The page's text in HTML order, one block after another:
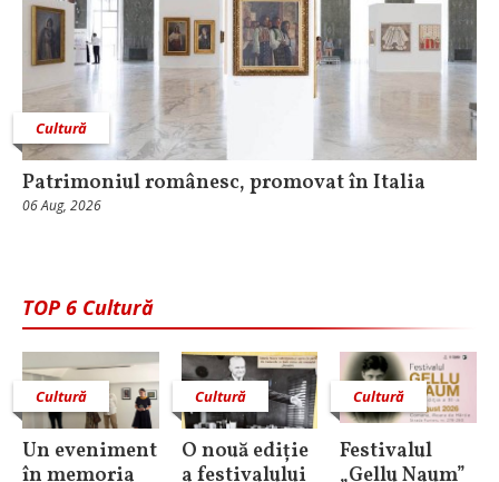
Cultură
Patrimoniul românesc, promovat în Italia
06 Aug, 2026
TOP 6 Cultură
Cultură
Un eveniment
în memoria
Cultură
O nouă ediție
a festivalului
Cultură
Festivalul
„Gellu Naum”